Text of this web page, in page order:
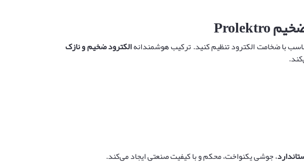
Prolektro
با ضخامت الکترود تنظیم کنید. ترکیب هوشمندانهالکترود ضخیم و نازک
، جوشی یکنواخت، محکم و با کیفیت صنعتی ایجاد می‌کند.